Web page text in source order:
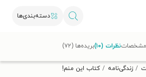
دسته‌بندی‌ها
از طاقچه دریافت کن.
زندگی‌نامه کتاب این منم!
مشخصاتنظرات (۱۰) بریده‌ها (۷۲)